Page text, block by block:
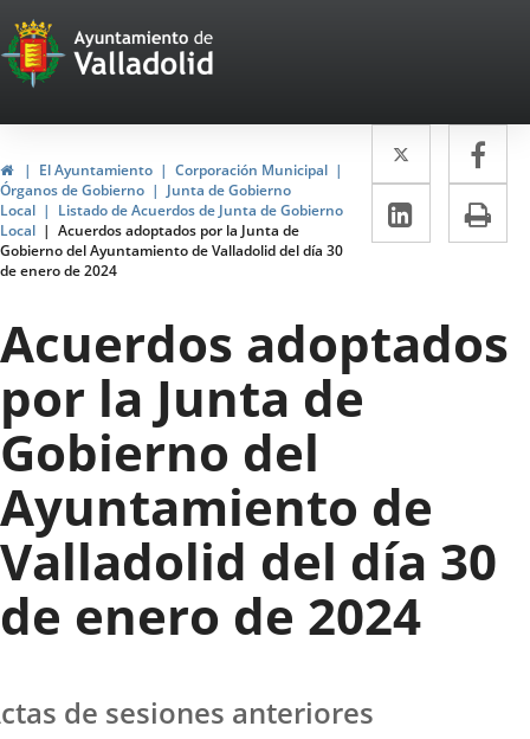
Portal
Web
del
Ayuntamiento
de
Valladolid
InicioEl Ayuntamiento
Corporación Municipal
Órganos de Gobierno
Junta de Gobierno
Local
Listado de Acuerdos de Junta de Gobierno
Local
Acuerdos adoptados por la Junta de
Gobierno del Ayuntamiento de Valladolid del día 30
de enero de 2024
Twitter
Enlace
a
una
a
LinkedIn
Enlace
a
externa.
Acuerdos adoptados
por la Junta de
Gobierno del
Ayuntamiento de
Valladolid del día 30
de enero de 2024
de sesiones anteriores